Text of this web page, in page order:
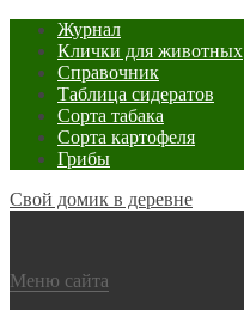
Журнал
Клички для животных
Справочник
Таблица сидератов
Сорта табака
Сорта картофеля
Грибы
Свой домик в деревне
Меню сайта